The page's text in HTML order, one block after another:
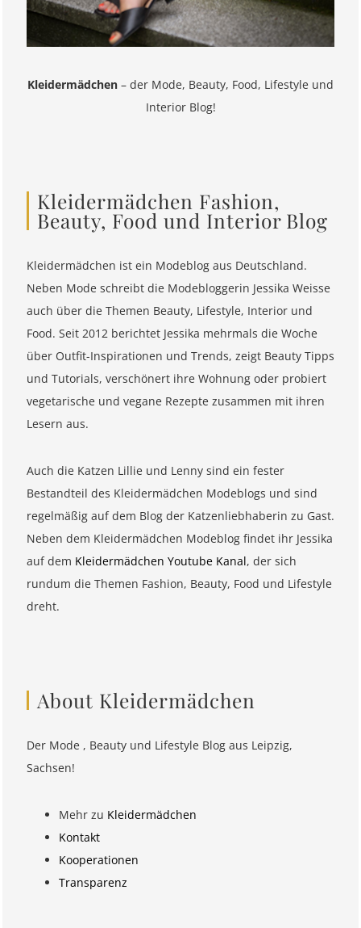
Kleidermädchen – der Mode, Beauty, Food, Lifestyle und
Interior Blog!
Kleidermädchen Fashion,
Beauty, Food und Interior Blog
Kleidermädchen ist ein Modeblog aus Deutschland.
Neben Mode schreibt die Modebloggerin Jessika Weisse
auch über die Themen Beauty, Lifestyle, Interior und
Food. Seit 2012 berichtet Jessika mehrmals die Woche
über Outfit-Inspirationen und Trends, zeigt Beauty Tipps
und Tutorials, verschönert ihre Wohnung oder probiert
vegetarische und vegane Rezepte zusammen mit ihren
Lesern aus.
Auch die Katzen Lillie und Lenny sind ein fester
Bestandteil des Kleidermädchen Modeblogs und sind
regelmäßig auf dem Blog der Katzenliebhaberin zu Gast.
Neben dem Kleidermädchen Modeblog findet ihr Jessika
auf dem Kleidermädchen Youtube Kanal, der sich
rundum die Themen Fashion, Beauty, Food und Lifestyle
dreht.
About Kleidermädchen
Der Mode , Beauty und Lifestyle Blog aus Leipzig,
Sachsen!
Mehr zu Kleidermädchen
Kontakt
Kooperationen
Transparenz